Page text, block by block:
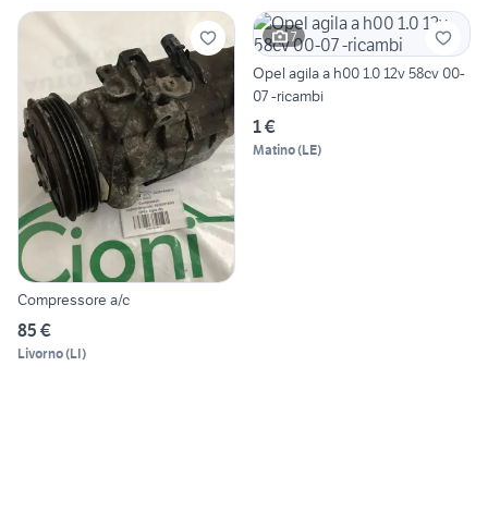
Compressore a/c
85 €
Livorno(LI)
7
Opel agila a h00 1.0 12v 58cv 00-
07 -ricambi
1 €
Matino(LE)